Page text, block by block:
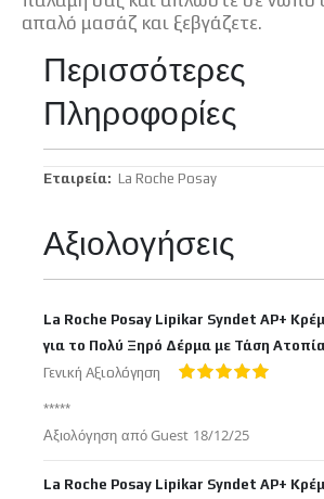
απαλό μασάζ και ξεβγάζετε.
Περισσότερες
Πληροφορίες
ΠερισσότερεςLa Roche Posay
Αξιολογήσεις
La Roche Posay Lipikar Syndet AP+
για το Πολύ Ξηρό Δέρμα με Τάση
Γενική Αξιολόγηση
*****
Αξιολόγηση απόGuest Δημοσιεύτηκε
στις
18/12/25
La Roche Posay Lipikar Syndet AP+